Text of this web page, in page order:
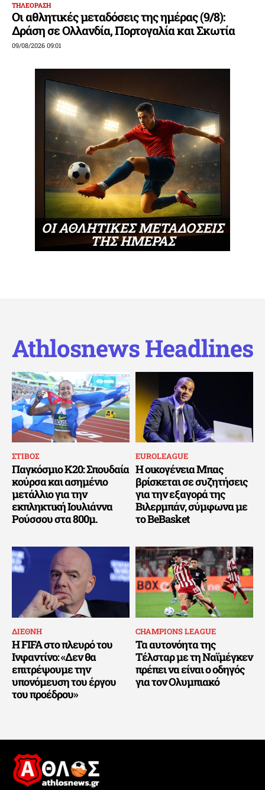
ΤΗΛΕΟΡΑΣΗ
Οι αθλητικές μεταδόσεις της ημέρας (9/8):
Δράση σε Ολλανδία, Πορτογαλία και Σκωτία
09/08/2026 09:01
ΟΙ ΑΘΛΗΤΙΚΕΣ ΜΕΤΑΔΟΣΕΙΣ
ΤΗΣ ΗΜΕΡΑΣ
Athlosnews Headlines
ΣΤΙΒΟΣ
Παγκόσμιο Κ20: Σπουδαία
κούρσα και ασημένιο
μετάλλιο για την
εκπληκτική Ιουλιάννα
Ρούσσου στα 800μ.
EUROLEAGUE
Η οικογένεια Μπας
βρίσκεται σε συζητήσεις
για την εξαγορά της
Βιλερμπάν, σύμφωνα με
το BeBasket
ΔΙΕΘΝΗ
Η FIFA στο πλευρό του
Ινφαντίνο: «Δεν θα
επιτρέψουμε την
υπονόμευση του έργου
του προέδρου»
CHAMPIONS LEAGUE
Τα αυτονόητα της
Τέλσταρ με τη Ναϊμέγκεν
πρέπει να είναι ο οδηγός
για τον Ολυμπιακό